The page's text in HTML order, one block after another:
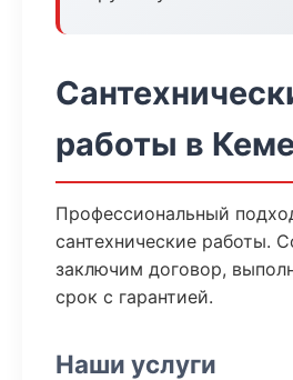
работы в
Профессиональный
сантехнические работы.
заключим договор,
срок с гарантией.
Наши услуги